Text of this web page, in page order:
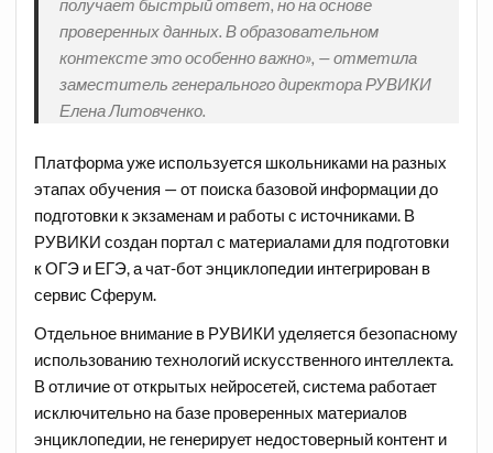
получает быстрый ответ, но на основе
проверенных данных. В образовательном
контексте это особенно важно», — отметила
заместитель генерального директора РУВИКИ
Елена Литовченко.
Платформа уже используется школьниками на разных
этапах обучения — от поиска базовой информации до
подготовки к экзаменам и работы с источниками. В
РУВИКИ создан портал с материалами для подготовки
к ОГЭ и ЕГЭ, а чат-бот энциклопедии интегрирован в
сервис Сферум.
Отдельное внимание в РУВИКИ уделяется безопасному
использованию технологий искусственного интеллекта.
В отличие от открытых нейросетей, система работает
исключительно на базе проверенных материалов
энциклопедии, не генерирует недостоверный контент и